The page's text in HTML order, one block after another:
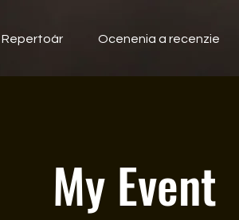
Repertoár Ocenenia a recenzie
My Event